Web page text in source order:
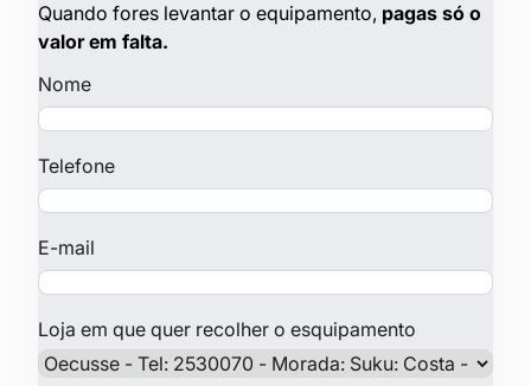
Quando fores levantar o equipamento, pagas só o
valor em falta.
Nome
Telefone
E-mail
Loja em que quer recolher o esquipamento